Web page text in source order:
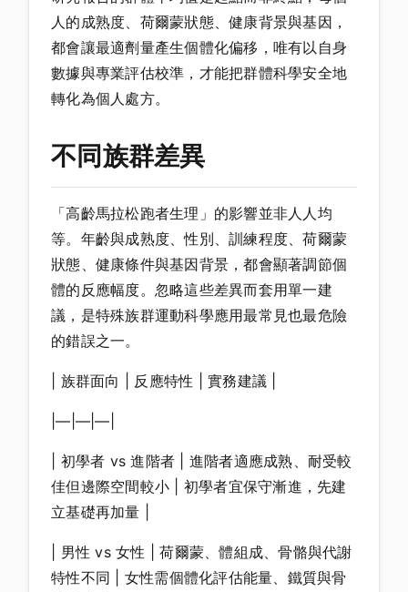
人的成熟度、荷爾蒙狀態、健康背景與基因，
都會讓最適劑量產生個體化偏移，唯有以自身
數據與專業評估校準，才能把群體科學安全地
轉化為個人處方。
不同族群差異
「高齡馬拉松跑者生理」的影響並非人人均
等。年齡與成熟度、性別、訓練程度、荷爾蒙
狀態、健康條件與基因背景，都會顯著調節個
體的反應幅度。忽略這些差異而套用單一建
議，是特殊族群運動科學應用最常見也最危險
的錯誤之一。
| 族群面向 | 反應特性 | 實務建議 |
|—|—|—|
| 初學者 vs 進階者 | 進階者適應成熟、耐受較
佳但邊際空間較小 | 初學者宜保守漸進，先建
立基礎再加量 |
| 男性 vs 女性 | 荷爾蒙、體組成、骨骼與代謝
特性不同 | 女性需個體化評估能量、鐵質與骨